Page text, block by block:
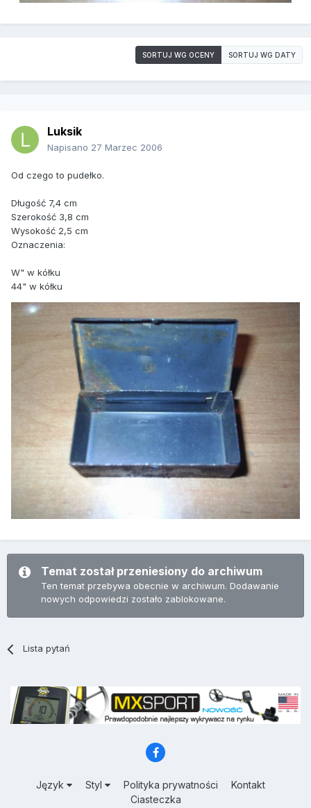
SORTUJ WG OCENY SORTUJ WG DATY
Luksik
Napisano 27 Marzec 2006
Od czego to pudełko.
Długość 7,4 cm
Szerokość 3,8 cm
Wysokość 2,5 cm
Oznaczenia:
W" w kółku
44" w kółku
Temat został przeniesiony do archiwum
Ten temat przebywa obecnie w archiwum. Dodawanie
nowych odpowiedzi zostało zablokowane.
Lista pytań
Język Styl Polityka prywatności
Kontakt
Ciasteczka